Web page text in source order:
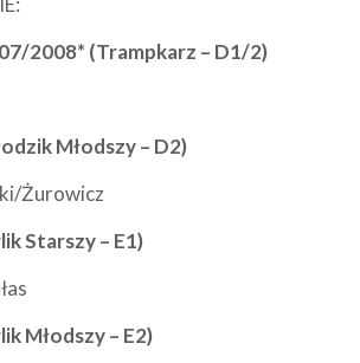
2008* (Trampkarz – D1/2)
Młodszy – D2)
Żurowicz
Starszy – E1)
Młodszy – E2)